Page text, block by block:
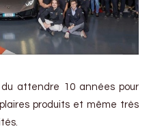
attendre 10 années pour
produits et même très